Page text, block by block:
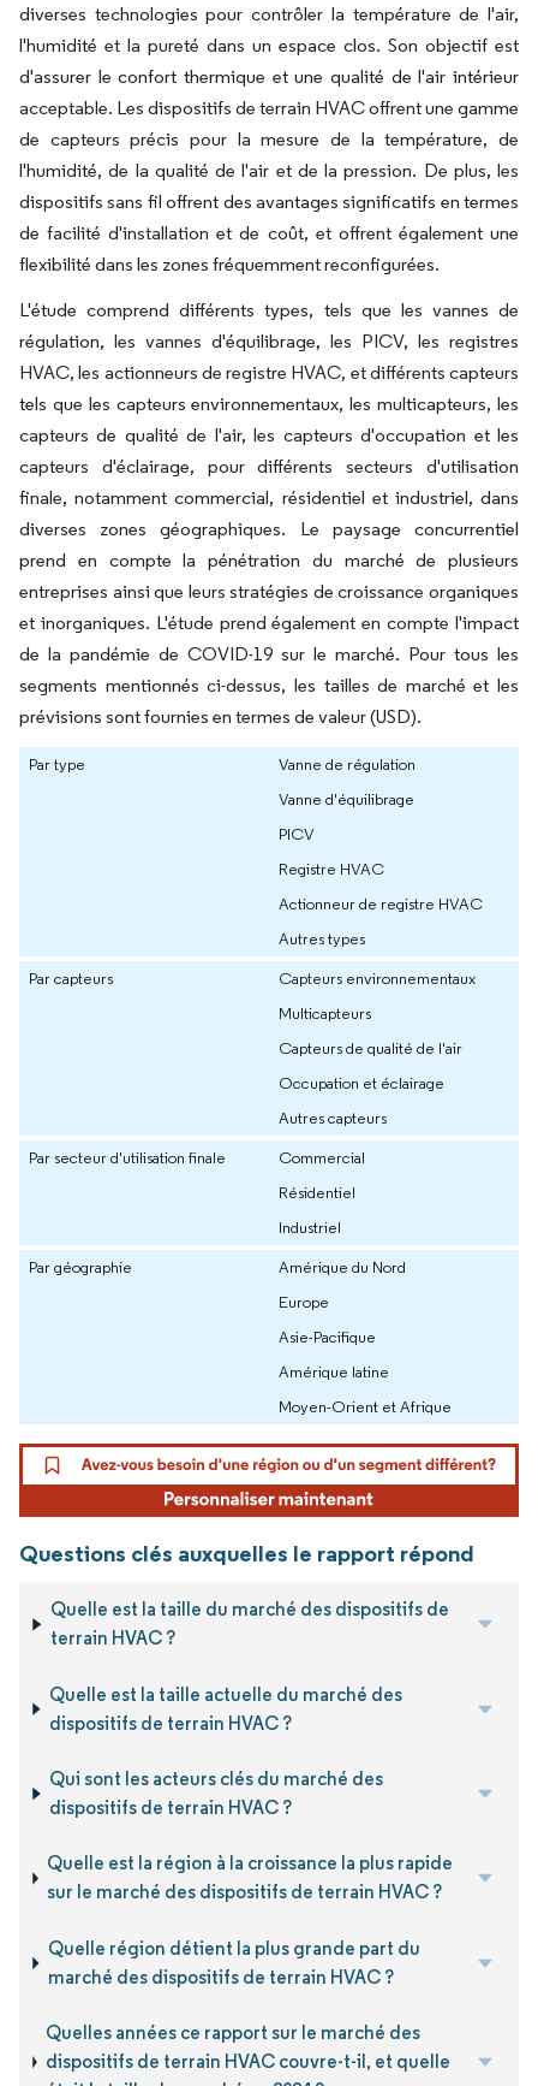
diverses technologies pour contrôler la température de l'air,
l'humidité et la pureté dans un espace clos. Son objectif est
d'assurer le confort thermique et une qualité de l'air intérieur
acceptable. Les dispositifs de terrain HVAC offrent une gamme
de capteurs précis pour la mesure de la température, de
l'humidité, de la qualité de l'air et de la pression. De plus, les
dispositifs sans fil offrent des avantages significatifs en termes
de facilité d'installation et de coût, et offrent également une
flexibilité dans les zones fréquemment reconfigurées.
L'étude comprend différents types, tels que les vannes de
régulation, les vannes d'équilibrage, les PICV, les registres
HVAC, les actionneurs de registre HVAC, et différents capteurs
tels que les capteurs environnementaux, les multicapteurs, les
capteurs de qualité de l'air, les capteurs d'occupation et les
capteurs d'éclairage, pour différents secteurs d'utilisation
finale, notamment commercial, résidentiel et industriel, dans
diverses zones géographiques. Le paysage concurrentiel
prend en compte la pénétration du marché de plusieurs
entreprises ainsi que leurs stratégies de croissance organiques
et inorganiques. L'étude prend également en compte l'impact
de la pandémie de COVID-19 sur le marché. Pour tous les
segments mentionnés ci-dessus, les tailles de marché et les
prévisions sont fournies en termes de valeur (USD).
Par type
Vanne de régulation
Vanne d'équilibrage
PICV
Registre HVAC
Actionneur de registre HVAC
Autres types
Par capteurs
Capteurs environnementaux
Multicapteurs
Capteurs de qualité de l'air
Occupation et éclairage
Autres capteurs
Par secteur d'utilisation finale
Commercial
Résidentiel
Industriel
Par géographie
Amérique du Nord
Europe
Asie-Pacifique
Amérique latine
Moyen-Orient et Afrique
Questions clés auxquelles le rapport répond
Quelle est la taille du marché des dispositifs de
terrain HVAC ?
Quelle est la taille actuelle du marché des
dispositifs de terrain HVAC ?
Qui sont les acteurs clés du marché des
dispositifs de terrain HVAC ?
Quelle est la région à la croissance la plus rapide
sur le marché des dispositifs de terrain HVAC ?
Quelle région détient la plus grande part du
marché des dispositifs de terrain HVAC ?
Quelles années ce rapport sur le marché des
dispositifs de terrain HVAC couvre-t-il, et quelle